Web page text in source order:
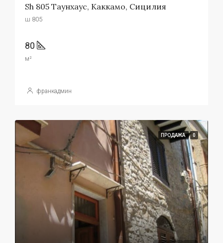
Sh 805 Таунхаус, Каккамо, Сицилия
ш 805
80
м²
франкадмин
ПРОДАЖА 0